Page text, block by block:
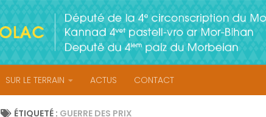
SUR LE TERRAIN ACTUS CONTACT
ÉTIQUETÉ : GUERRE DES PRIX